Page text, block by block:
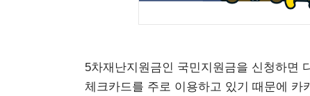
5차재난지원금인 국민지원금을 신청하면
체크카드를 주로 이용하고 있기 때문에 카